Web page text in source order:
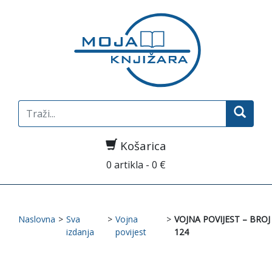
Search
for:
Košarica
0 artikla - 0 €
Naslovna > Sva
izdanja
> Vojna
povijest
> VOJNA POVIJEST – BROJ
124